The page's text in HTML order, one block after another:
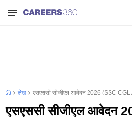
लेख एसएससी सीजीएल आवेदन 2026 (SSC CGL
एसएससी सीजीएल आवेदन